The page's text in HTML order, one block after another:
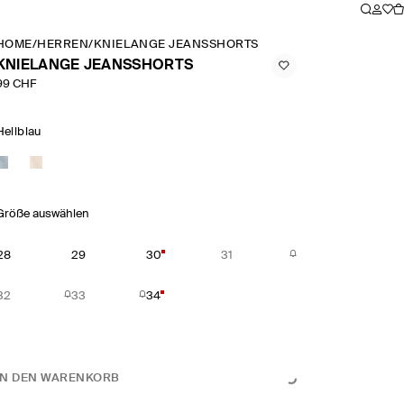
/HERREN/ KNIELANGE JEANSSHORTS
JEANSSHORTS
CHF
auswählen
29 30 31
33 34
DEN WARENKORB